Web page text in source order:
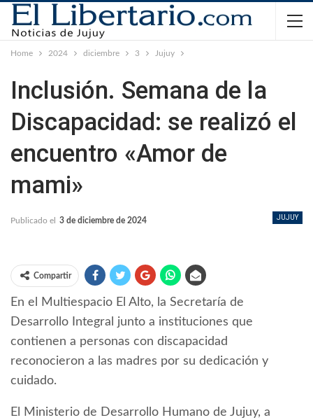
Home 2024 diciembre 3 Jujuy
Inclusión. Semana de la
Discapacidad: se realizó el
encuentro «Amor de
mami»
JUJUY
Publicado el 3 de diciembre de 2024
Compartir
En el Multiespacio El Alto, la Secretaría de
Desarrollo Integral junto a instituciones que
contienen a personas con discapacidad
reconocieron a las madres por su dedicación y
cuidado.
El Ministerio de Desarrollo Humano de Jujuy, a